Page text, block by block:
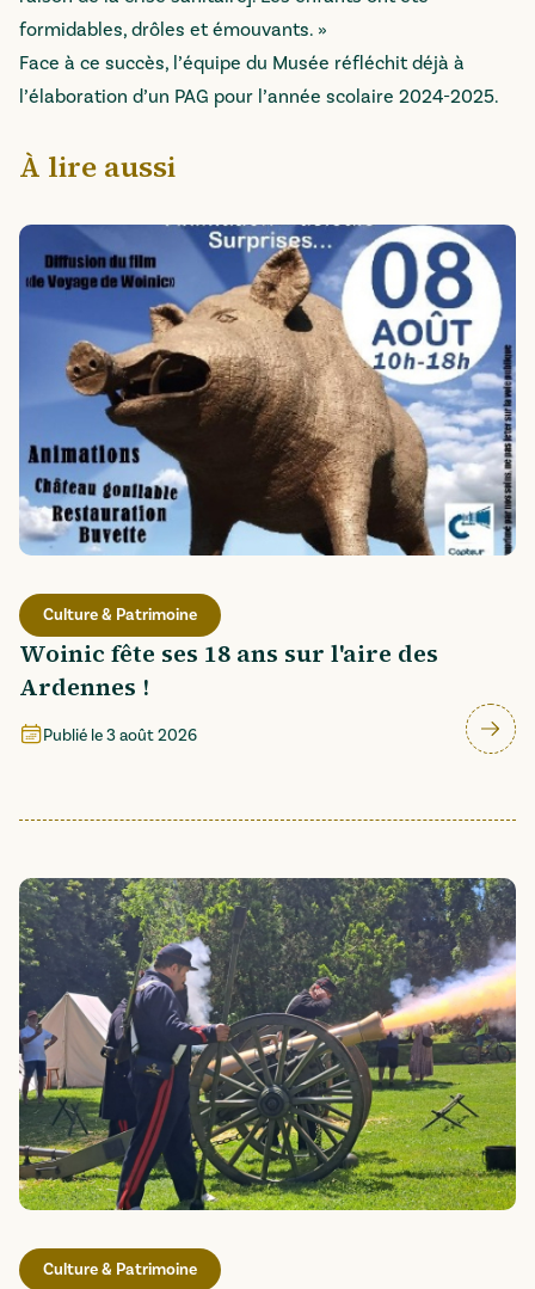
formidables, drôles et émouvants. »
Face à ce succès, l’équipe du Musée réfléchit déjà à
l’élaboration d’un PAG pour l’année scolaire 2024-2025.
À lire aussi
Culture & Patrimoine
Woinic fête ses 18 ans sur l'aire des
Ardennes !
Publié le3 août 2026
Culture & Patrimoine